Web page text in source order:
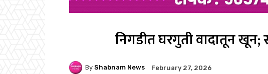
निगडीत घरगुती वादातून खून;
By Shabnam News February 27, 2026